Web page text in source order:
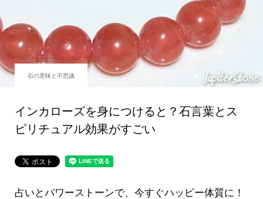
石の意味と不思議
インカローズを身につけると？石言葉とス
ピリチュアル効果がすごい
占いとパワーストーンで、今すぐハッピー体質に！